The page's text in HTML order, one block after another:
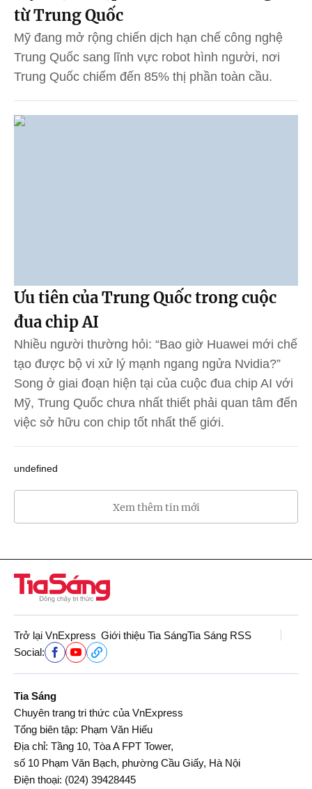
từ Trung Quốc
Mỹ đang mở rộng chiến dịch hạn chế công nghệ
Trung Quốc sang lĩnh vực robot hình người, nơi
Trung Quốc chiếm đến 85% thị phần toàn cầu.
Ưu tiên của Trung Quốc trong cuộc
đua chip AI
Nhiều người thường hỏi: “Bao giờ Huawei mới chế
tạo được bộ vi xử lý mạnh ngang ngửa Nvidia?”
Song ở giai đoạn hiện tại của cuộc đua chip AI với
Mỹ, Trung Quốc chưa nhất thiết phải quan tâm đến
việc sở hữu con chip tốt nhất thế giới.
undefined
Xem thêm tin mới
Trở lại VnExpress Giới thiệu Tia SángTia Sáng RSS
Social:
Tia Sáng
Chuyên trang tri thức của VnExpress
Tổng biên tập: Phạm Văn Hiếu
Địa chỉ: Tầng 10, Tòa A FPT Tower,
số 10 Phạm Văn Bạch, phường Cầu Giấy, Hà Nội
Điện thoại: (024) 39428445